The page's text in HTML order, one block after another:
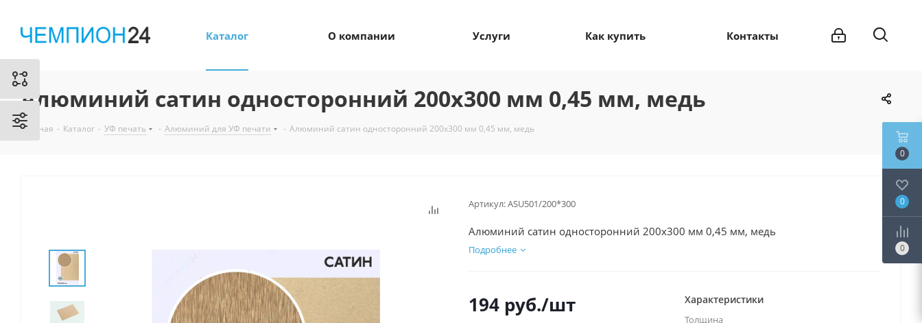
Каталог О компании Услуги Как купить Контакты
Алюминий сатин односторонний 200х300 мм 0,45 мм, медь
Главная - Каталог - УФ печать - Алюминий для УФ печати - Алюминий сатин односторонний 200х300 мм 0,45 мм, медь
Артикул:ASU501/200*300
Алюминий сатин односторонний 200х300 мм 0,45 мм, медь
Подробнее
194 руб./шт Характеристики
Толщина
0
0
0